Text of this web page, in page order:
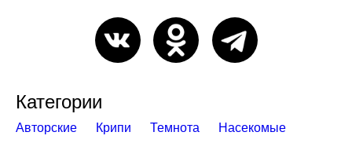
Категории
Авторские Крипи Темнота
Насекомые